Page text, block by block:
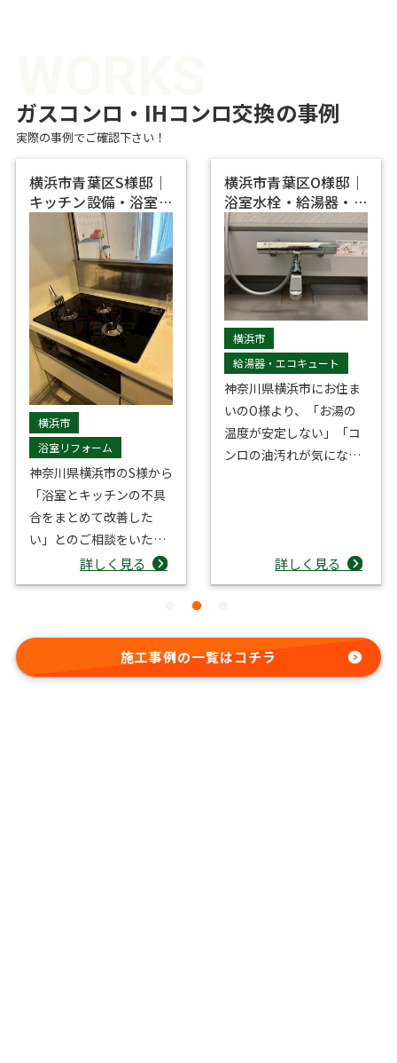
ガスコンロ・IHコンロ交換の事例
実際の事例でご確認下さい！
横浜市青葉区O様邸｜
浴室水栓・給湯器・ガ
スコンロの交換で快
横浜市
給湯器・エコキュート
水栓・蛇口交換
ガスコンロ・IHコンロ交
神奈川県横浜市にお住ま
いのO様より、「お湯の
温度が安定しない」「コ
ンロの油汚れが気にな
る」とのご相談をいただ
きました。 給湯器は外装
の汚れが目立ち、経年に
よる劣化が進んでいる様
子が見受けられました。
内部部品の劣化も懸念さ
詳しく見る
座間市K様邸｜ガスコ
ンロとレンジフード同
時交換で明るく快適
な…
座間市
レンジフード交換
ガスコンロ・IHコンロ交
換
神奈川県座間市にお住ま
いのK様より、「キッチン
の油汚れやニオイが気に
なるようになってきた」
前より換気力が落ちてい
る状態。ガスコンロも火
詳しく見る
施工事例の一覧はコチラ